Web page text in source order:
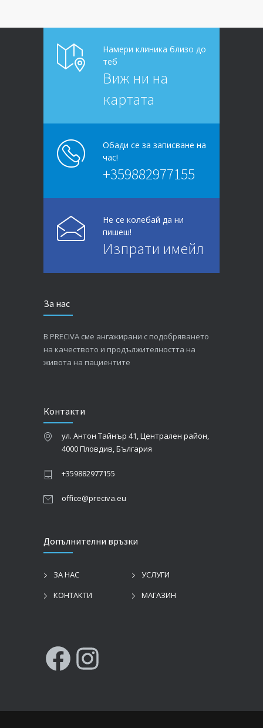
Намери клиника близо до
теб
Виж ни на
картата
Обади се за записване на
час!
+359882977155
Не се колебай да ни
пишеш!
Изпрати имейл
За нас
В PRECIVA сме ангажирани с подобряването
на качеството и продължителността на
живота на пациентите
Контакти
ул. Антон Тайнър 41, Централен район,
4000 Пловдив, България
+359882977155
office@preciva.eu
Допълнителни връзки
ЗА НАС
УСЛУГИ
КОНТАКТИ
МАГАЗИН
FacebookInstagram